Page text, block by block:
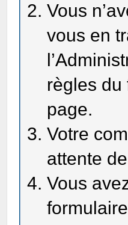
Vous
vous en
règles du
page.
Votre
attente
Vous